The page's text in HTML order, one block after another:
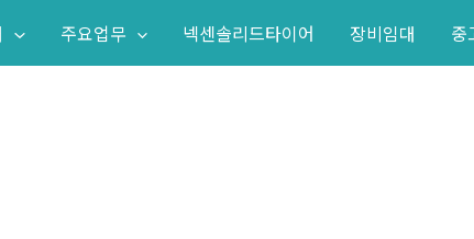
주요업무 넥센솔리드타이어 장비임대 중